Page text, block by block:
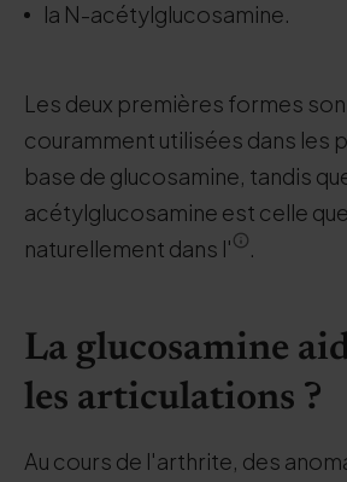
la N-acétylglucosamine.
Les deux premières formes
couramment utilisées dans les
base de glucosamine, tandis
acétylglucosamine est celle
naturellement dans l'
.
La glucosamine
les articulations ?
Au cours de l'arthrite, des